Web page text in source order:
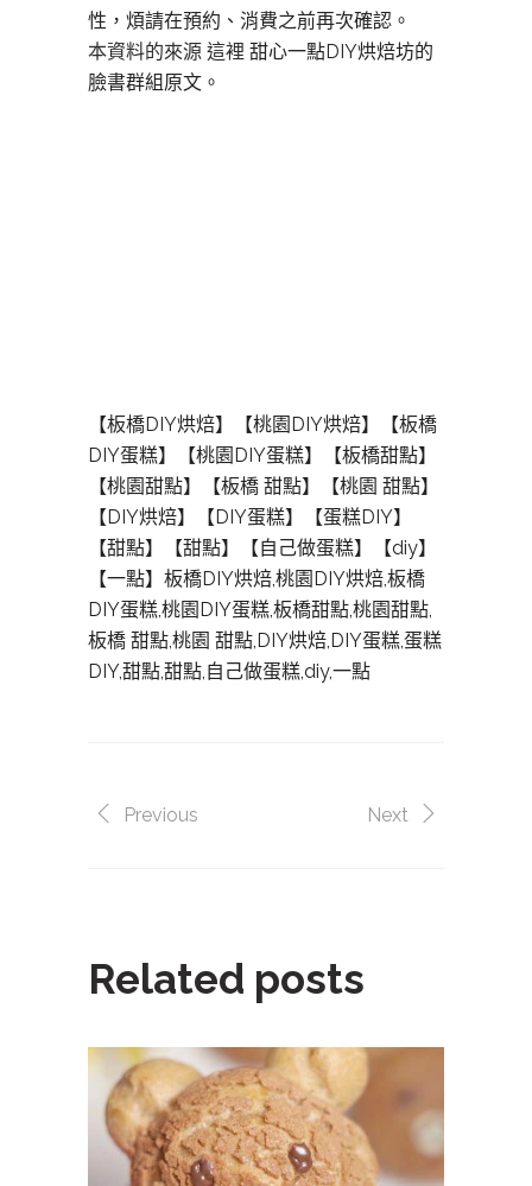
性，煩請在預約、消費之前再次確認。
本資料的來源 這裡 甜心一點DIY烘焙坊的
臉書群組原文。
【板橋DIY烘焙】【桃園DIY烘焙】【板橋
DIY蛋糕】【桃園DIY蛋糕】【板橋甜點】
【桃園甜點】【板橋 甜點】【桃園 甜點】
【DIY烘焙】【DIY蛋糕】【蛋糕DIY】
【甜點】【甜點】【自己做蛋糕】【diy】
【一點】板橋DIY烘焙,桃園DIY烘焙,板橋
DIY蛋糕,桃園DIY蛋糕,板橋甜點,桃園甜點,
板橋 甜點,桃園 甜點,DIY烘焙,DIY蛋糕,蛋糕
DIY,甜點,甜點,自己做蛋糕,diy,一點
Previous Next
Related posts